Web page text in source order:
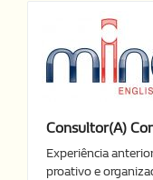
Consultor(a)
Experiência
proativo e